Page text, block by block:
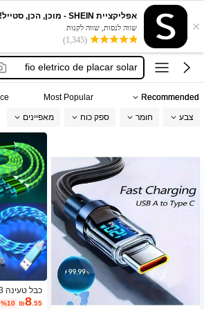
×
אפליקציית SHEIN - מוכן, הכן, סטייל!
שווה לנסות, שווה לקנות
(1,345)
fio elétrico 4 mm 100 m
fio de energia 4 milímetro
fio eletrico de placar solar
fio elétrico 4 mm 100 m
fio de energia 4 milímetro
Recommended
Most Popular
צבע חומר ספק כוח מאפיינים
₪8.55
%10